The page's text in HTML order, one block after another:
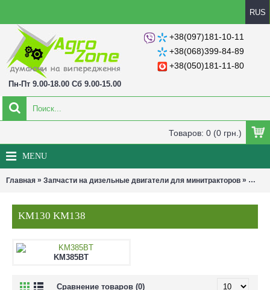
RUS
+38(097)181-10-11
+38(068)399-84-89
+38(050)181-11-80
Пн-Пт 9.00-18.00 Сб 9.00-15.00
Товаров: 0 (0 грн.)
MENU
Главная » Запчасти на дизельные двигатели для минитракторов »
KM130 KM138
KM385BT
Сравнение товаров (0)